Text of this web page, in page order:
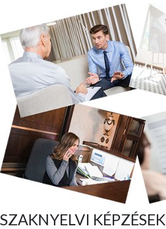
SZAKNYELVI KÉPZÉSEK